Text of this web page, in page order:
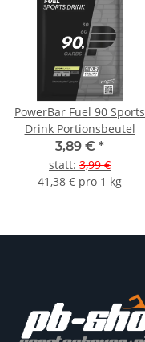
PowerBar Fuel 90 Sports
Drink Portionsbeutel
3,89 € *
statt: 3,99 €
41,38 € pro 1 kg